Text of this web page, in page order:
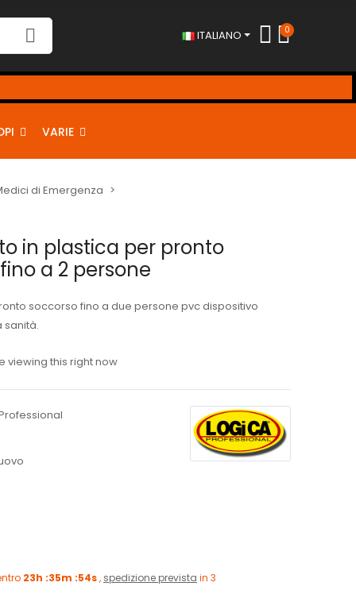
ITALIANO 0
VARIE
di Emergenza
in plastica per pronto
a 2 persone
soccorso fino a due persone pvc dispositivo
sanità.
viewing this right now
23h :35m :53s, spedizione previstain 3